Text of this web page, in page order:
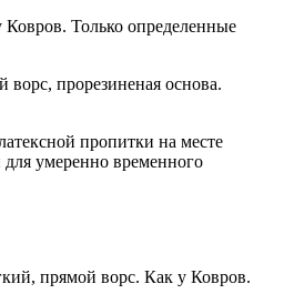
Ковров. Только определенные
ворс, прорезиненая основа.
пропитки на месте
умеренно временного
прямой ворс. Как у Ковров.